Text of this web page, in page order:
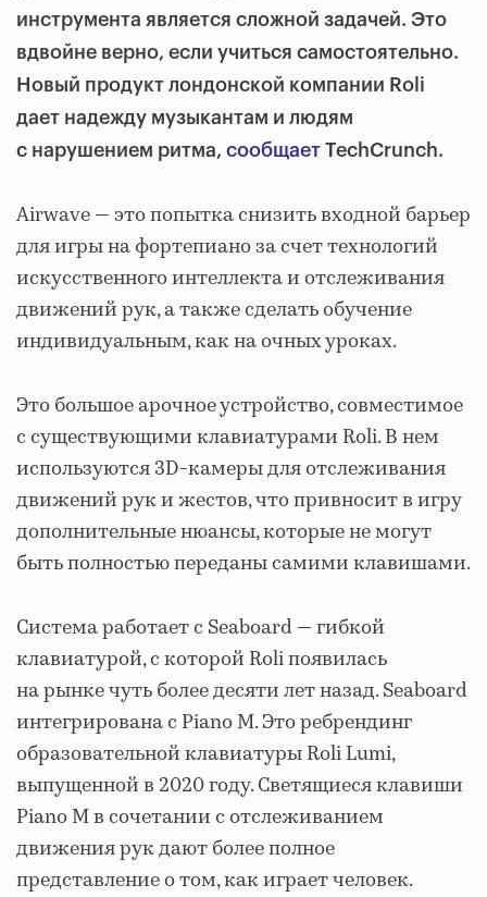
инструмента является сложной задачей. Это
вдвойне верно, если учиться самостоятельно.
Новый продукт лондонской компании Roli
дает надежду музыкантам и людям
с нарушением ритма, сообщает TechCrunch.
Airwave — это попытка снизить входной барьер
для игры на фортепиано за счет технологий
искусственного интеллекта и отслеживания
движений рук, а также сделать обучение
индивидуальным, как на очных уроках.
Это большое арочное устройство, совместимое
с существующими клавиатурами Roli. В нем
используются 3D-камеры для отслеживания
движений рук и жестов, что привносит в игру
дополнительные нюансы, которые не могут
быть полностью переданы самими клавишами.
Система работает с Seaboard — гибкой
клавиатурой, с которой Roli появилась
на рынке чуть более десяти лет назад. Seaboard
интегрирована с Piano M. Это ребрендинг
образовательной клавиатуры Roli Lumi,
выпущенной в 2020 году. Светящиеся клавиши
Piano M в сочетании с отслеживанием
движения рук дают более полное
представление о том, как играет человек.